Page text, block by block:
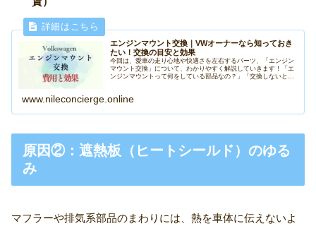
エンジンマウント交換｜VWオーナーなら知っておき
たい！交換の目安と効果
今回は、愛車の走り心地や快適さを左右するパーツ、「エンジン
マウント交換」について、わかりやすく解説していきます！「エ
ンジンマウントって何をしている部品なの？」「交換しないとど
www.nileconcierge.online
原因②：遮熱板（ヒートシールド）のゆる
み
マフラーや排気系部品のまわりには、熱を車体に伝えないよ